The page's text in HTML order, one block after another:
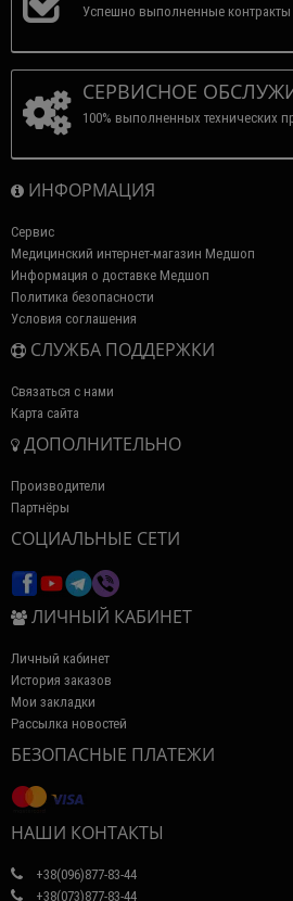
Успешно выполненные контракты
СЕРВИСНОЕ
100% выполненных технических
ИНФОРМАЦИЯ
Сервис
Медицинский интернет-магазин Медшоп
Информация о доставке Медшоп
Политика безопасности
Условия соглашения
СЛУЖБА ПОДДЕРЖКИ
Связаться с нами
Карта сайта
ДОПОЛНИТЕЛЬНО
Производители
Партнёры
СОЦИАЛЬНЫЕ СЕТИ
ЛИЧНЫЙ КАБИНЕТ
Личный кабинет
История заказов
Мои закладки
Рассылка новостей
БЕЗОПАСНЫЕ ПЛАТЕЖИ
НАШИ КОНТАКТЫ
+38(096)877-83-44
+38(073)877-83-44